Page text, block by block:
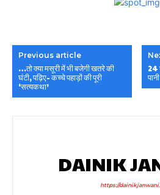
Previous article
…तो क्या मसूरी में भी बजेगी खतरे की
घंटी, पढ़िए- कच्चे पहाड़ों की पूरी
‘सत्यकथा’
24
DAINIK
https://